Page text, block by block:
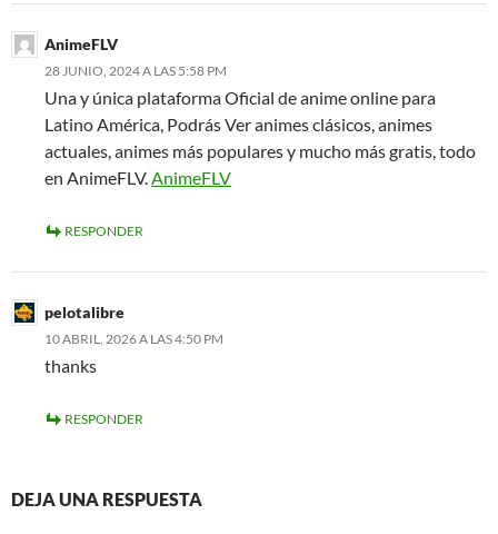
AnimeFLV
28 JUNIO, 2024 A LAS 5:58 PM
Una y única plataforma Oficial de anime online para
Latino América, Podrás Ver animes clásicos, animes
actuales, animes más populares y mucho más gratis, todo
en AnimeFLV.AnimeFLV
RESPONDER
pelotalibre
10 ABRIL, 2026 A LAS 4:50 PM
thanks
RESPONDER
DEJA UNA RESPUESTA